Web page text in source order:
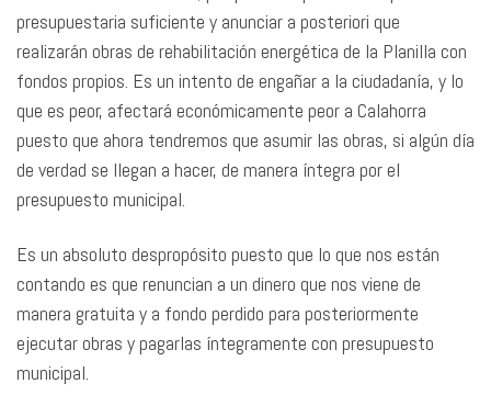
presupuestaria suficiente y anunciar a posteriori que
realizarán obras de rehabilitación energética de la Planilla con
fondos propios. Es un intento de engañar a la ciudadanía, y lo
que es peor, afectará económicamente peor a Calahorra
puesto que ahora tendremos que asumir las obras, si algún día
de verdad se llegan a hacer, de manera íntegra por el
presupuesto municipal.
Es un absoluto despropósito puesto que lo que nos están
contando es que renuncian a un dinero que nos viene de
manera gratuita y a fondo perdido para posteriormente
ejecutar obras y pagarlas íntegramente con presupuesto
municipal.